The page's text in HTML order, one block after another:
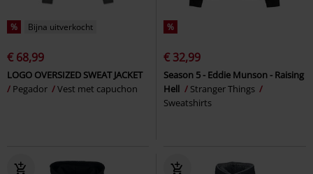
% Bijna uitverkocht
€ 68,99
LOGO OVERSIZED SWEAT JACKET
Pegador
Vest met capuchon
%
€ 32,99
Season 5 - Eddie Munson - Raising
Hell
Stranger Things
Sweatshirts